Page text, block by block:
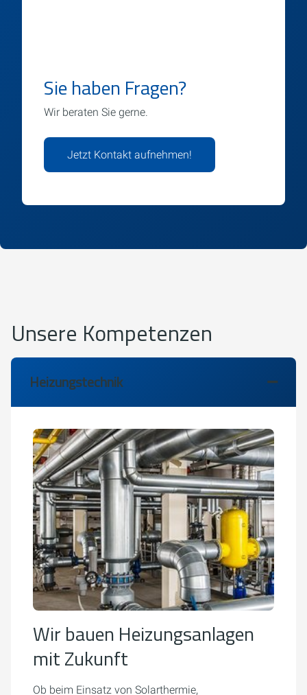
Sie haben Fragen?
Wir beraten Sie gerne.
Jetzt Kontakt aufnehmen!
Unsere Kompetenzen
Heizungstechnik
Wir bauen Heizungsanlagen
mit Zukunft
Ob beim Einsatz von Solarthermie,